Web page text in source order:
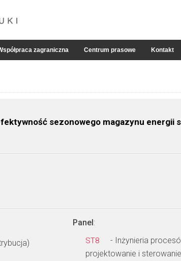
zagraniczna Centrum prasowe Kontakt
sezonowego magazynu energii
Panel:
ST8
- Inżynieria
projektowanie i